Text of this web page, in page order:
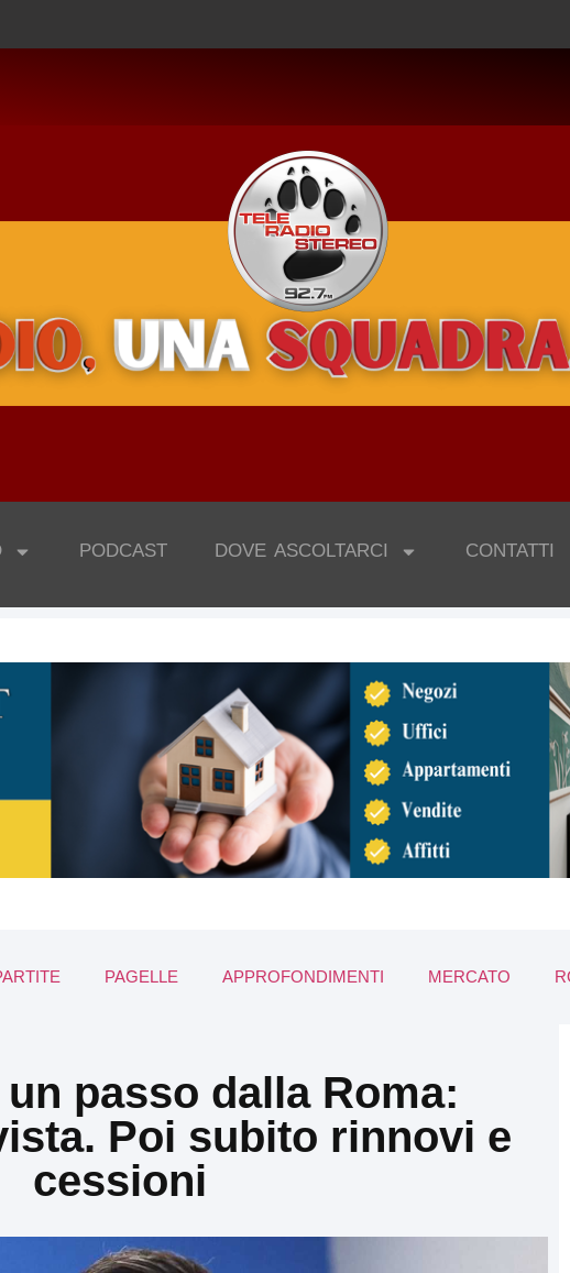
PODCAST DOVE ASCOLTARCI CONTATTI
PAGELLE APPROFONDIMENTI MERCATO
un passo dalla Roma:
Poi subito rinnovi e
cessioni